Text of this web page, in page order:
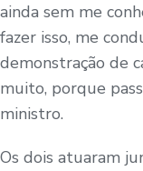
ainda sem me
fazer isso, me
demonstração de
muito, porque
ministro.
Os dois atuaram